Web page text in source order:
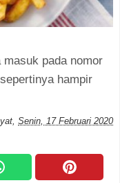
pada nomor
hampir
, Senin, 17 Februari 2020